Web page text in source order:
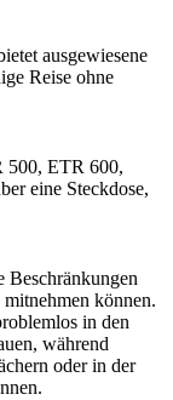
ausgewiesene
Reise ohne
500, ETR 600,
eine Steckdose,
Beschränkungen
können.
in den
während
oder in der